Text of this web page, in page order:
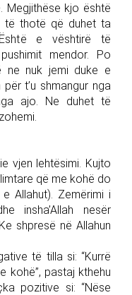
Megjithëse kjo është
të thotë që duhet ta
Është e vështirë të
mendor. Po
ne nuk jemi duke e
t’u shmangur nga
ajo. Ne duhet të
vjen lehtësimi. Kujto
që me kohë do
Allahut). Zemërimi i
insha’Allah nesër
shpresë në Allahun
të tilla si: “Kurrë
kohë”, pastaj kthehu
pozitive si: “Nëse